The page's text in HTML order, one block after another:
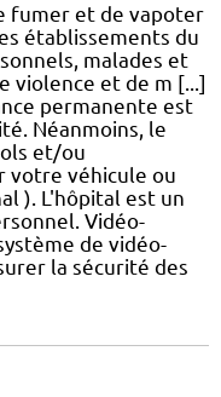
fumer et de vapoter
établissements du
malades et
violence et de m [...]
permanente est
Néanmoins, le
et/ou
votre véhicule ou
). L'hôpital est un
Vidéo-
de vidéo-
la sécurité des